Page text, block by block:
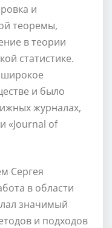
и
теоремы,
в теории
статистике.
и было
журналах,
«Journal of
Сергея
в области
значимый
и подходов